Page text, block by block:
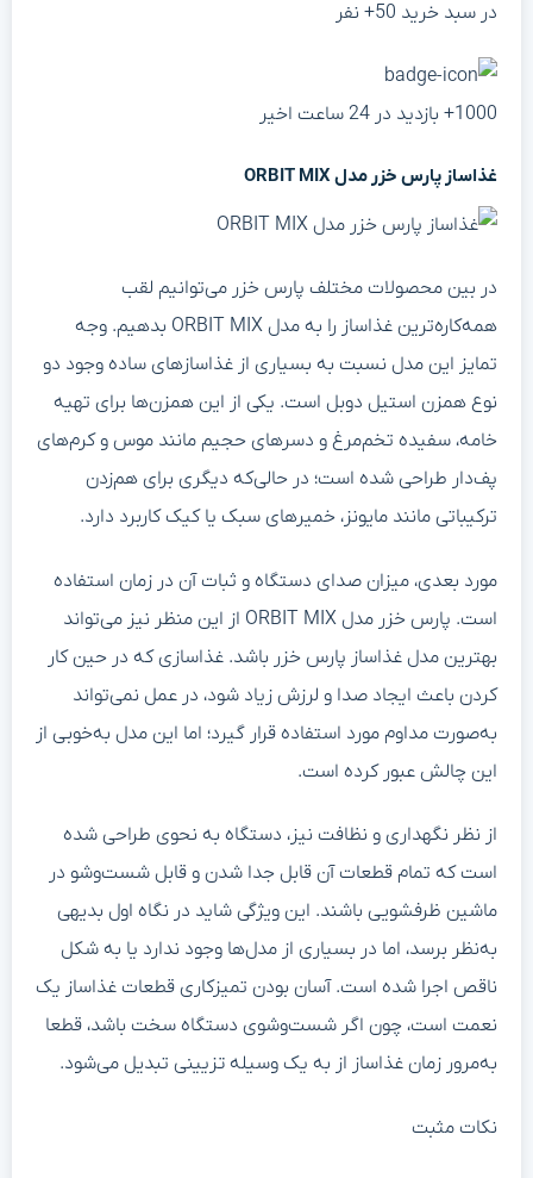
در سبد خرید 50+ نفر
1000+ بازدید در 24 ساعت اخیر
غذاساز پارس خزر مدل
در بین محصولات مختلف پارس خزر می‌توانیم لقب
همه‌کاره‌ترین غذاساز را به مدل ORBIT MIX بدهیم. وجه
تمایز این مدل نسبت به بسیاری از غذاسازهای ساده وجود دو
نوع همزن استیل دوبل است. یکی از این همزن‌ها برای تهیه
خامه، سفیده تخم‌مرغ و دسرهای حجیم مانند موس و کرم‌های
پف‌دار طراحی شده است؛ در حالی‌که دیگری برای هم‌زدن
ترکیباتی مانند مایونز، خمیرهای سبک یا کیک کاربرد دارد.
مورد بعدی، میزان صدای دستگاه و ثبات آن در زمان استفاده
است. پارس خزر مدل ORBIT MIX از این منظر نیز می‌تواند
بهترین مدل غذاساز پارس خزر باشد. غذاسازی که در حین کار
کردن باعث ایجاد صدا و لرزش زیاد شود، در عمل نمی‌تواند
به‌صورت مداوم مورد استفاده قرار گیرد؛ اما این مدل به‌خوبی از
این چالش عبور کرده است.
از نظر نگهداری و نظافت نیز، دستگاه به نحوی طراحی شده
است که تمام قطعات آن قابل جدا شدن و قابل شست‌وشو در
ماشین ظرفشویی باشند. این ویژگی شاید در نگاه اول بدیهی
به‌نظر برسد، اما در بسیاری از مدل‌ها وجود ندارد یا به شکل
ناقص اجرا شده است. آسان بودن تمیزکاری قطعات غذاساز یک
نعمت است، چون اگر شست‌وشوی دستگاه سخت باشد، قطعا
به‌مرور زمان غذاساز از به یک وسیله تزیینی تبدیل می‌شود.
نکات مثبت